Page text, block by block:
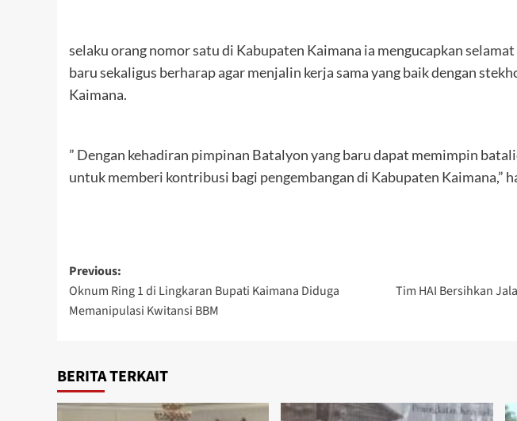
selaku orang nomor satu di Kabupaten Kaimana ia mengucapkan
baru sekaligus berharap agar menjalin kerja sama yang baik dengan
Kaimana.
” Dengan kehadiran pimpinan Batalyon yang baru dapat memimpin
untuk memberi kontribusi bagi pengembangan di Kabupaten Kaimana,”
Post
navigation
Previous:
Oknum Ring 1 di Lingkaran Bupati Kaimana Diduga
Memanipulasi Kwitansi BBM
Tim HAI Bersihkan
BERITA TERKAIT